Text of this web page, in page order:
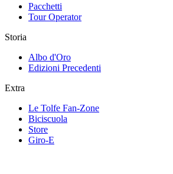
Pacchetti
Tour Operator
Storia
Albo d'Oro
Edizioni Precedenti
Extra
Le Tolfe Fan-Zone
Biciscuola
Store
Giro-E